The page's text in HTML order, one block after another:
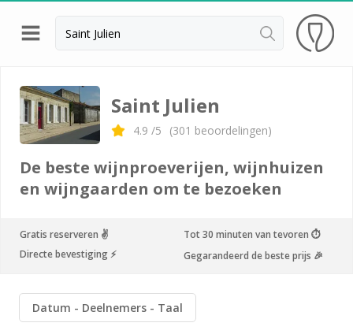
Terug
Wijnproeverij & wijnhuizen Saint Emilion
Wijnproeverij & wijnhuizen Beaujolais
Wijnproeverij & wijnhuizen Bourgogne
Champagnehuizen & champagne proeverij
Wijnproeverij & wijnhuizen Elzas
Saint Julien
4.9 /5 (301 beoordelingen)
De beste wijnproeverijen, wijnhuizen
en wijngaarden om te bezoeken
Gratis reserveren ✌️
Tot 30 minuten van tevoren ⏱
Directe bevestiging ⚡️
Gegarandeerd de beste prijs 🎉
Datum Deelnemers Taal